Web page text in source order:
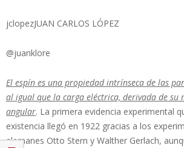
jclopezJUAN CARLOS LÓPEZ
@juanklore
El espín es una propiedad intrínseca de las
al igual que la carga eléctrica, derivada de su
angular. La primera evidencia experimental
existencia llegó en 1922 gracias a los
alemanes Otto Stern y Walther Gerlach,